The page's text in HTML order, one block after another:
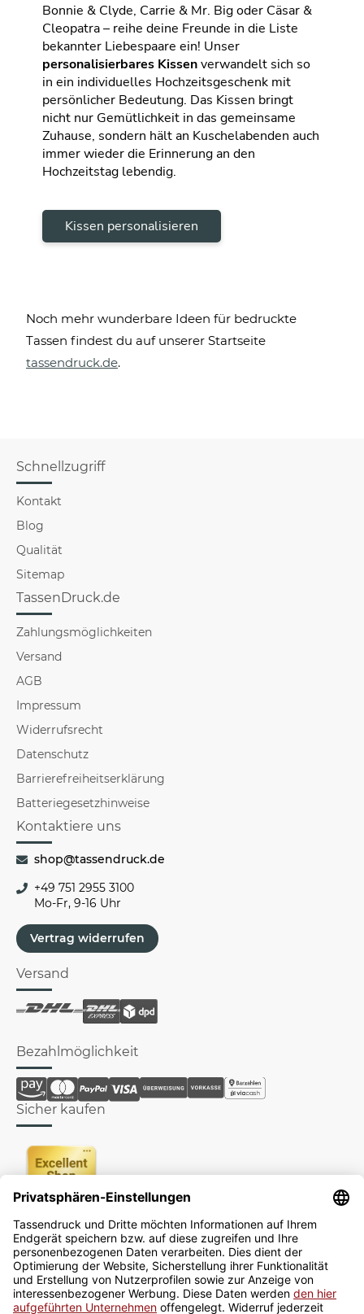
Bonnie & Clyde, Carrie & Mr. Big oder Cäsar &
Cleopatra – reihe deine Freunde in die Liste
bekannter Liebespaare ein! Unser
personalisierbares Kissenverwandelt sich so
in ein individuelles Hochzeitsgeschenk mit
persönlicher Bedeutung. Das Kissen bringt
nicht nur Gemütlichkeit in das gemeinsame
Zuhause, sondern hält an Kuschelabenden auch
immer wieder die Erinnerung an den
Hochzeitstag lebendig.
Kissen personalisieren
Noch mehr wunderbare Ideen für bedruckte
Tassen findest du auf unserer Startseite
tassendruck.de.
Schnellzugriff
Kontakt
Blog
Qualität
Sitemap
TassenDruck.de
Zahlungsmöglichkeiten
Versand
AGB
Impressum
Widerrufsrecht
Datenschutz
Barrierefreiheitserklärung
Batteriegesetzhinweise
Kontaktiere uns
shop@tassendruck.de
+49 751 2955 3100
Mo-Fr, 9-16 Uhr
Vertrag widerrufen
Versand
Bezahlmöglichkeit
Sicher kaufen
Newsletter